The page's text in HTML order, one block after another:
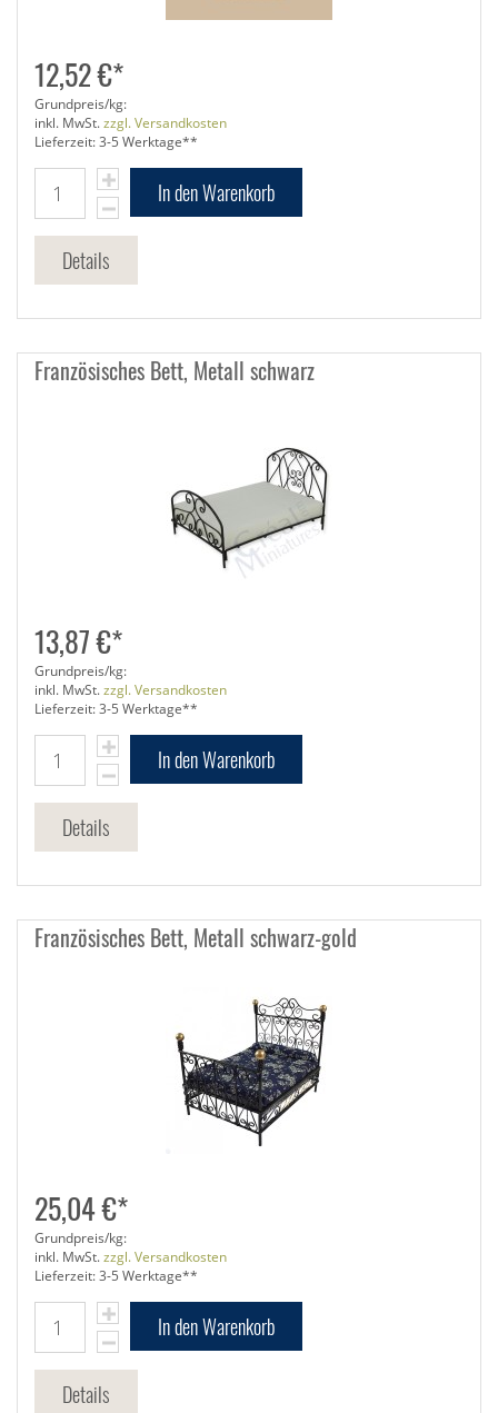
12,52 €*
Grundpreis/kg:
inkl. MwSt.zzgl. Versandkosten
Lieferzeit: 3-5 Werktage**
In den Warenkorb
Details
Französisches Bett, Metall schwarz
13,87 €*
Grundpreis/kg:
inkl. MwSt.zzgl. Versandkosten
Lieferzeit: 3-5 Werktage**
In den Warenkorb
Details
Französisches Bett, Metall schwarz-gold
25,04 €*
Grundpreis/kg:
inkl. MwSt.zzgl. Versandkosten
Lieferzeit: 3-5 Werktage**
In den Warenkorb
Details